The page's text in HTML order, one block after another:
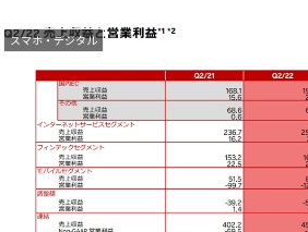
スマホ・デジタル